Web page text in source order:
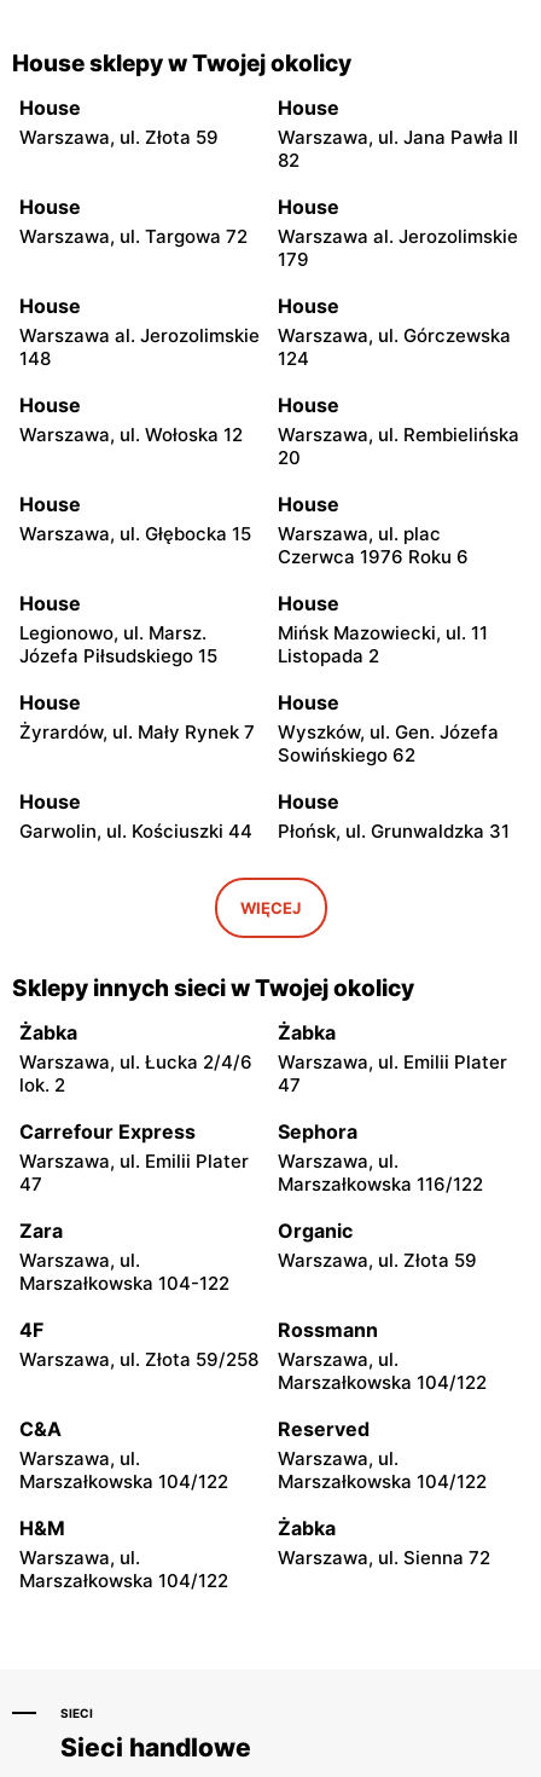
House sklepy w Twojej okolicy
House
Warszawa, ul. Złota 59
House
Warszawa, ul. Jana Pawła II
82
House
Warszawa, ul. Targowa 72
House
Warszawa al. Jerozolimskie
179
House
Warszawa al. Jerozolimskie
148
House
Warszawa, ul. Górczewska
124
House
Warszawa, ul. Wołoska 12
House
Warszawa, ul. Rembielińska
20
House
Warszawa, ul. Głębocka 15
House
Warszawa, ul. plac
Czerwca 1976 Roku 6
House
Legionowo, ul. Marsz.
Józefa Piłsudskiego 15
House
Mińsk Mazowiecki, ul. 11
Listopada 2
House
Żyrardów, ul. Mały Rynek 7
House
Wyszków, ul. Gen. Józefa
Sowińskiego 62
House
Garwolin, ul. Kościuszki 44
House
Płońsk, ul. Grunwaldzka 31
Skierniewice, ul. Rynek 2/3
House
Łowicz, ul. Długa 2
Ciechanów, ul.
Władysławowo 65
Kozienice, ul. Warszawska
House
Siedlce, ul. Józefa
House
Płock, ul. Wyszogrodzka
House
Radom, ul. Stefana
House
Radom al. Józefa
House
Płock, ul. Tumska 13
House
House
Łuków, ul. Międzyrzecka 12
House
Ostrołęka, ul. Generała
Armii Aleksandra
House
Ostrołęka, ul. Bartosza
House
Tomaszów Mazowiecki, ul.
House
Opoczno, ul. Mikołaja
House
WIĘCEJ
Sklepy innych sieci w Twojej okolicy
Żabka
Warszawa, ul. Łucka 2/4/6
lok. 2
Żabka
Warszawa, ul. Emilii Plater
47
Carrefour Express
Warszawa, ul. Emilii Plater
47
Sephora
Warszawa, ul.
Marszałkowska 116/122
Zara
Warszawa, ul.
Marszałkowska 104-122
Organic
Warszawa, ul. Złota 59
4F
Warszawa, ul. Złota 59/258
Rossmann
Warszawa, ul.
Marszałkowska 104/122
C&A
Warszawa, ul.
Marszałkowska 104/122
Reserved
Warszawa, ul.
Marszałkowska 104/122
H&M
Warszawa, ul.
Marszałkowska 104/122
Żabka
Warszawa, ul. Sienna 72
SIECI
Sieci handlowe